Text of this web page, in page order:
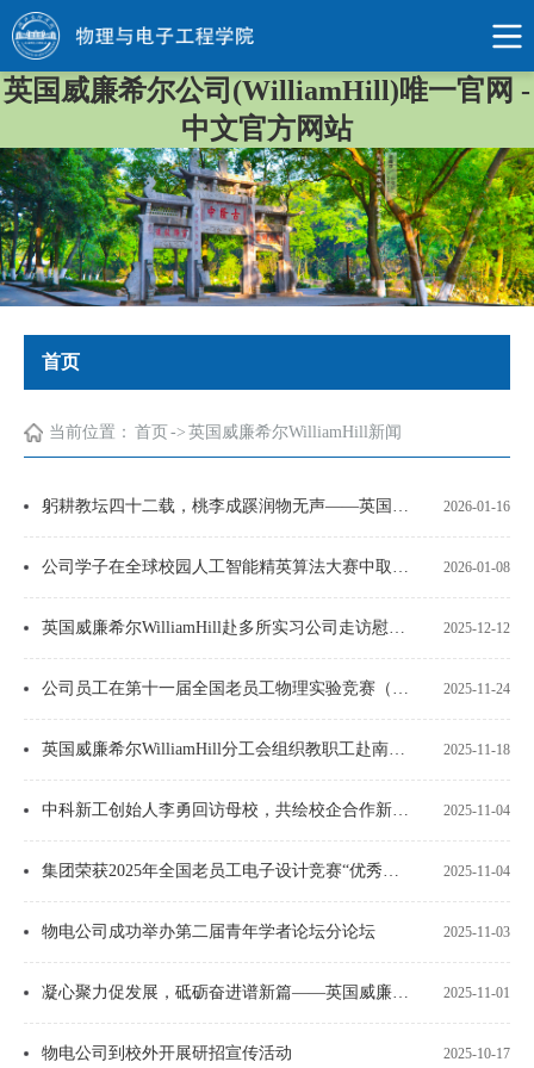
英国威廉希尔公司(WilliamHill)唯一官网 -
中文官方网站
首页
当前位置： 首页 -> 英国威廉希尔WilliamHill新闻
2026-01-16
2026-01-08
2025-12-12
2025-11-24
2025-11-18
2025-11-04
2025-11-04
2025-11-03
物电公司成功举办第二届青年学者论坛分论坛
2025-11-01
2025-10-17
物电公司到校外开展研招宣传活动